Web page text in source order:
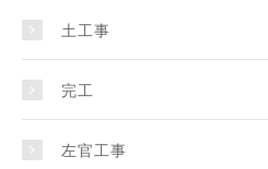
土工事
完工
左官工事